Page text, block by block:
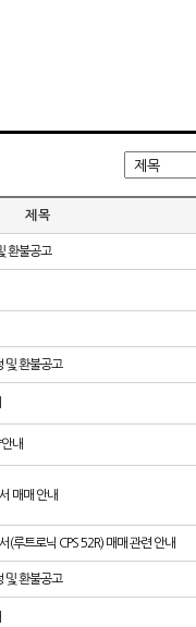
제 목
환불공고
및 환불공고
내
매매 안내
(루트로닉 CPS 52R) 매매 관련 안내
및 환불공고